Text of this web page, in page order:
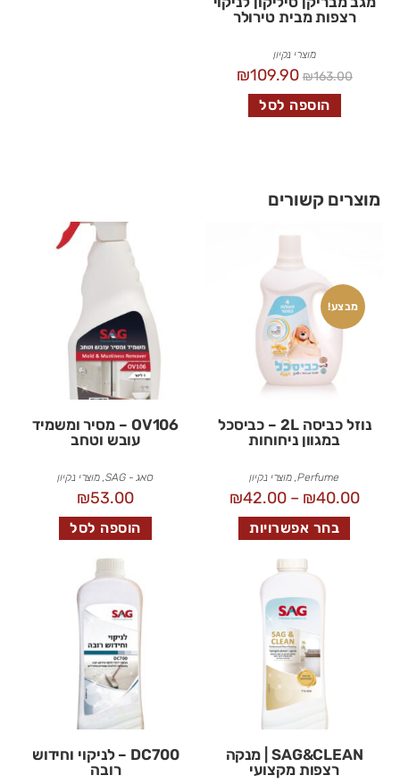
רצפות מבית טירולר
מוצרי נקיון
₪163.00
₪109.90
הוספה לסל
מוצרים קשורים
מבצע!
נוזל כביסה 2L – כביסכל
במגוון ניחוחות
Perfume
, מוצרי נקיון
₪40.00
–
₪42.00
בחר אפשרויות
OV106 – מסיר ומשמיד
עובש וטחב
סאג - SAG , מוצרי נקיון
₪53.00
הוספה לסל
SAG&CLEAN | מנקה
רצפות מקצועי
DC700 – לניקוי וחידוש
רובה